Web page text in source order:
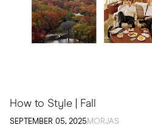
How to Style | Fall
SEPTEMBER 05, 2025 MORJAS